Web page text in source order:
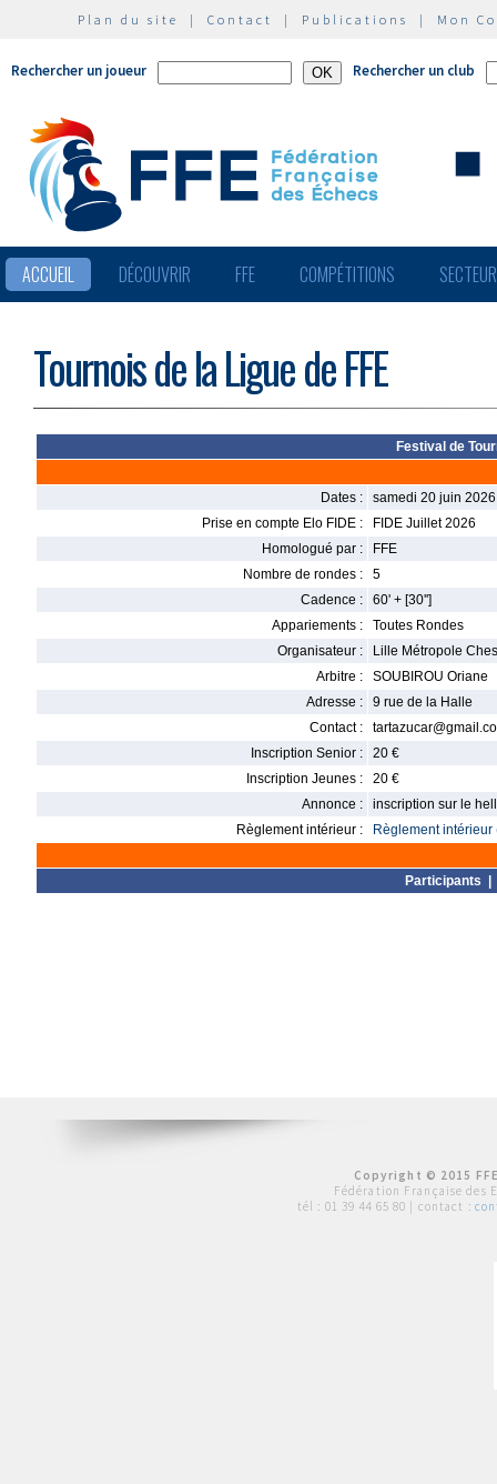
Plan du site | Contact | Publications | Mon
Rechercher un joueur Rechercher un club
ACCUEIL DÉCOUVRIR FFE COMPÉTITIONS
Tournois de la Ligue de FFE
Festival de
Dates :
samedi 20 juin
Prise en compte Elo FIDE :
FIDE Juillet 2026
Homologué par :
FFE
Nombre de rondes :
5
Cadence :
60' + [30'']
Appariements :
Toutes Rondes
Organisateur :
Lille Métropole
Arbitre :
SOUBIROU Oriane
Adresse :
9 rue de la Halle
Contact :
Inscription Senior :
20 €
Inscription Jeunes :
20 €
Annonce :
inscription sur le
Règlement intérieur :
Règlement intérieur
Participants
Copyright © 2015
Fédération Française des
tél : 01 39 44 65 80 | contact :